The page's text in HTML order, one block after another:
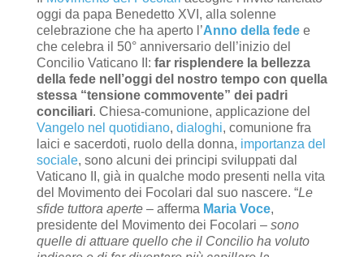
oggi da papa Benedetto XVI, alla solenne
celebrazione che ha aperto l’Anno della fedee
che celebra il 50° anniversario dell’inizio del
Concilio Vaticano II: far risplendere la bellezza
della fede nell’oggi del nostro tempo con quella
stessa “tensione commovente” dei padri
conciliari. Chiesa-comunione, applicazione del
Vangelo nel quotidiano, dialoghi, comunione fra
laici e sacerdoti, ruolo della donna, importanza del
sociale, sono alcuni dei principi sviluppati dal
Vaticano II, già in qualche modo presenti nella vita
del Movimento dei Focolari dal suo nascere. “Le
sfide tuttora aperte – afferma Maria Voce,
presidente del Movimento dei Focolari – sono
quelle di attuare quello che il Concilio ha voluto